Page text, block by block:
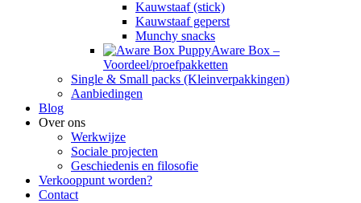
Kauwstaaf (stick)
Kauwstaaf geperst
Munchy snacks
Aware Box –
Voordeel/proefpakketten
Single & Small packs (Kleinverpakkingen)
Aanbiedingen
Blog
Over ons
Werkwijze
Sociale projecten
Geschiedenis en filosofie
Verkooppunt worden?
Contact